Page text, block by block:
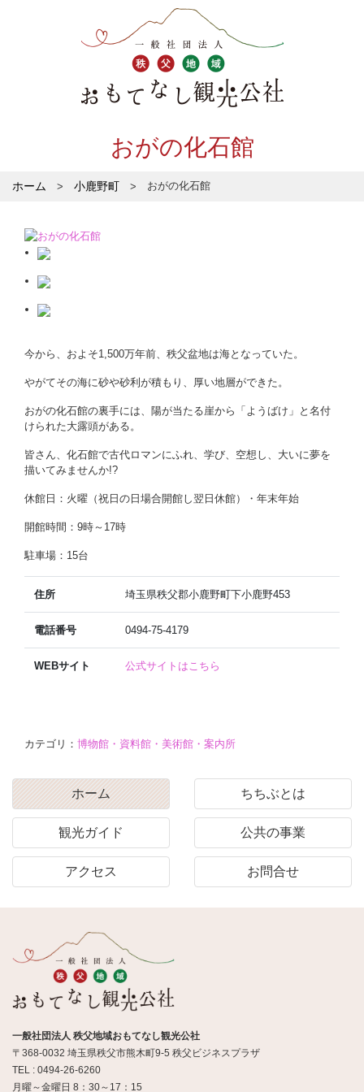
おがの化石館
ホーム 小鹿野町 おがの化石館
今から、およそ1,500万年前、秩父盆地は海となっていた。
やがてその海に砂や砂利が積もり、厚い地層ができた。
おがの化石館の裏手には、陽が当たる崖から「ようばけ」と名付
けられた大露頭がある。
皆さん、化石館で古代ロマンにふれ、学び、空想し、大いに夢を
描いてみませんか!?
休館日：火曜（祝日の日場合開館し翌日休館）・年末年始
開館時間：9時～17時
駐車場：15台
住所 埼玉県秩父郡小鹿野町下小鹿野453
電話番号 0494-75-4179
WEBサイト 公式サイトはこちら
カテゴリ： 博物館・資料館・美術館・案内所
ホーム ちちぶとは
観光ガイド 公共の事業
アクセス お問合せ
一般社団法人 秩父地域おもてなし観光公社
〒368-0032 埼玉県秩父市熊木町9-5 秩父ビジネスプラザ
TEL : 0494-26-6260
月曜～金曜日 8：30～17：15